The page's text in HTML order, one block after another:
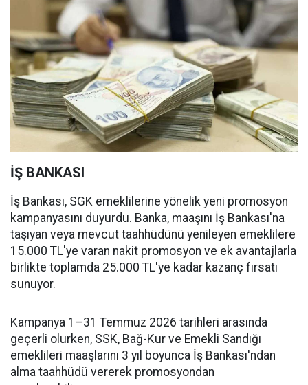
İŞ BANKASI
İş Bankası, SGK emeklilerine yönelik yeni promosyon
kampanyasını duyurdu. Banka, maaşını İş Bankası'na
taşıyan veya mevcut taahhüdünü yenileyen emeklilere
15.000 TL'ye varan nakit promosyon ve ek avantajlarla
birlikte toplamda 25.000 TL'ye kadar kazanç fırsatı
sunuyor.
Kampanya 1–31 Temmuz 2026 tarihleri arasında
geçerli olurken, SSK, Bağ-Kur ve Emekli Sandığı
emeklileri maaşlarını 3 yıl boyunca İş Bankası'ndan
alma taahhüdü vererek promosyondan